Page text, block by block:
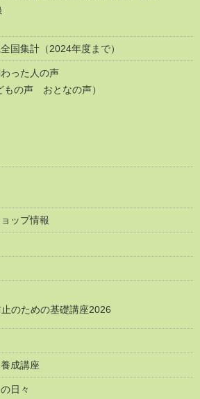
国集計（2024年度まで）
った人の声
もの声 おとなの声）
ップ情報
のための基礎講座2026
成講座
日々